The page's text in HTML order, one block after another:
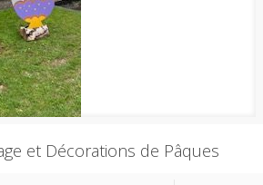
et Décorations de Pâques